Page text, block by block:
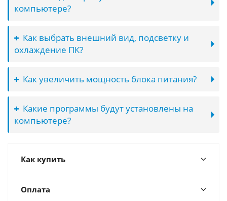
компьютере?
Как выбрать внешний вид, подсветку и
охлаждение ПК?
Как увеличить мощность блока питания?
Какие программы будут установлены на
компьютере?
Как купить
Оплата